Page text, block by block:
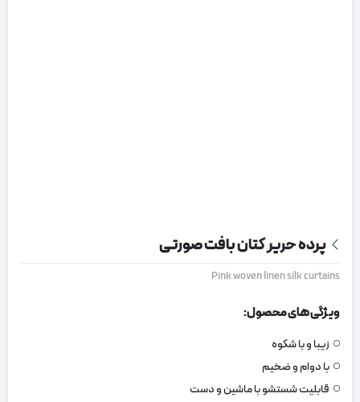
پرده حریر کتان بافت صورتی
Pink woven linen silk curtains
ویژگی های محصول:
زیبا و با شکوه
با دوام و ضخیم
قابلیت شستشو با ماشین و دست